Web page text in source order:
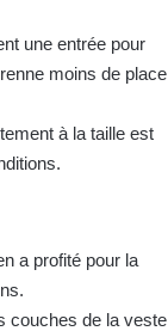
une entrée pour
moins de place
à la taille est
a profité pour la
couches de la veste